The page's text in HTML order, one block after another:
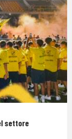
settore